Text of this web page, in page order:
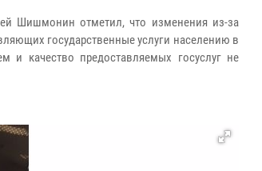
Шишмонин отметил, что изменения из-за
государственные услуги населению в
и качество предоставляемых госуслуг не